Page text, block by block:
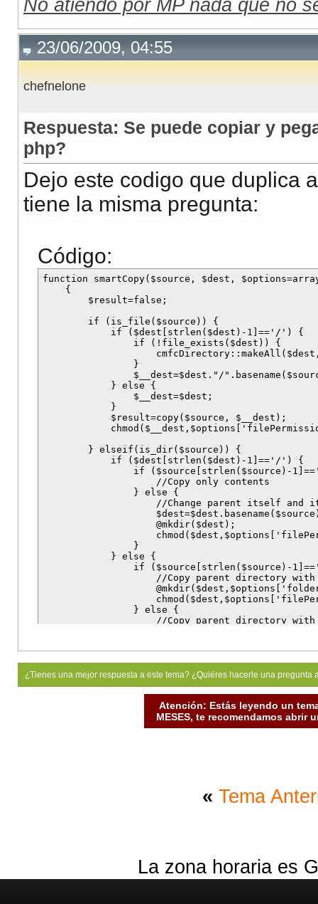
No atiendo por MP nada que no
23/06/2009, 04:55
chefnelone
Respuesta: Se puede copiar y
php?
Dejo este codigo que duplica
tiene la misma pregunta:
Código:
function smartCopy($source, $dest,
    {
        $result=false;
        if (is_file($source)) {
            if ($dest[strlen($dest)-1]=='/') {
                if (!file_exists($dest)) {
                }
$__dest=$dest."/
            } else {
                $__dest=$dest;
            }
            $result=copy($source, $__dest);
        } elseif(is_dir($source)) {
            if ($dest[strlen($dest)-1]=='/') {
if ($source[strlen($source)-
                    //Copy only contents
                } else {
//Change parent itself and
                    @mkdir($dest);
                }
            } else {
if ($source[strlen($source)-
//Copy parent directory
                } else {
//Copy parent directory
                }
            }
            $dirHandle=opendir($source);
            while($file=readdir($dirHandle))
                if($file!="." && $file!="..")
//echo "$source/$file |||
            $result=false;
        }
¿Tienes una mejor respuesta a este tema? ¿Quiéres hacerle una
Atención: Estás leyendo un
MESES, te recomendamos abrir
« Tema
La zona horaria es